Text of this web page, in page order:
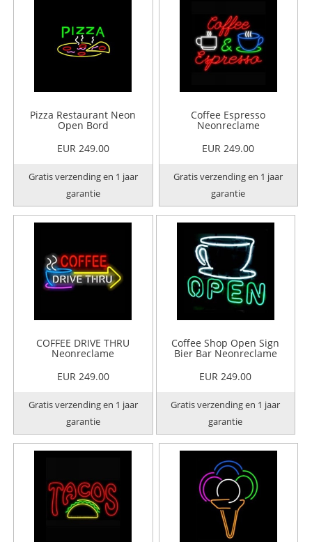
Pizza Restaurant Neon
Open Bord
EUR 249.00
Gratis verzending en 1 jaar
garantie
Coffee Espresso
Neonreclame
EUR 249.00
Gratis verzending en 1 jaar
garantie
COFFEE DRIVE THRU
Neonreclame
EUR 249.00
Gratis verzending en 1 jaar
garantie
Coffee Shop Open Sign
Bier Bar Neonreclame
EUR 249.00
Gratis verzending en 1 jaar
garantie